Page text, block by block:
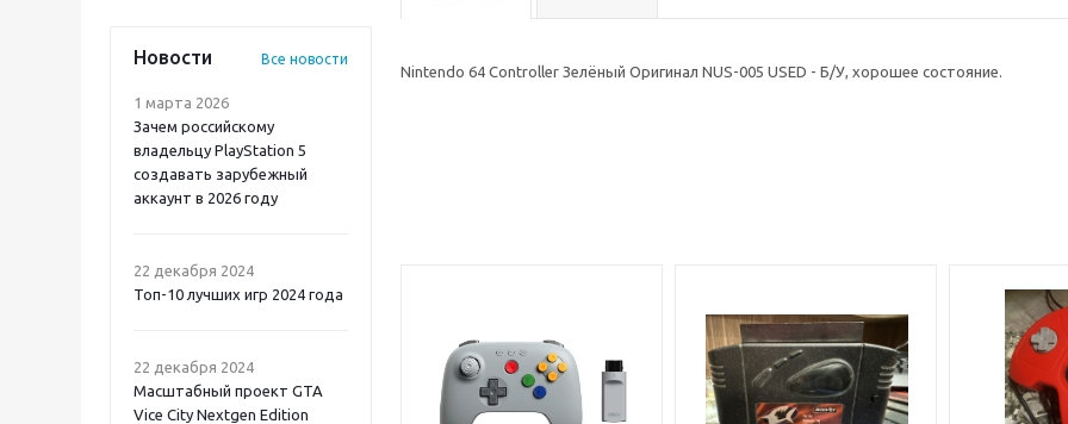
Новости Все новости
1 марта 2026
Зачем российскому
владельцу PlayStation 5
создавать зарубежный
аккаунт в 2026 году
22 декабря 2024
Топ-10 лучших игр 2024 года
22 декабря 2024
Масштабный проект GTA
Vice City Nextgen Edition
Nintendo 64 Controller Зелёный Оригинал NUS-005 USED - Б/У, хорошее состояние.